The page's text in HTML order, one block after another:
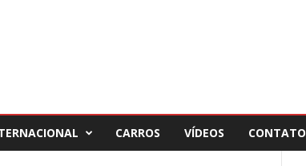
CARROS VÍDEOS CONTATO